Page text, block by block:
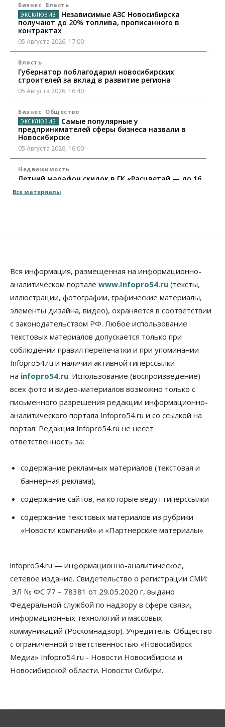
Бизнес Власть
Независимые АЗС Новосибирска
получают до 20% топлива, прописанного в
контрактах
05 Августа 2026, 17:00
Власть
Губернатор поблагодарил новосибирских
строителей за вклад в развитие региона
05 Августа 2026, 16:40
Бизнес Общество
Самые популярные у
предпринимателей сферы бизнеса назвали в
Новосибирске
05 Августа 2026, 16:00
Недвижимость
Летний марафон скидок в ГК «Расцветай — до 16
05 Августа 2026, 15:55
Бизнес
Новосибирские компании произвели косметики
на два миллиарда рублей
05 Августа 2026, 15:00
Финансы
Криптовалюта в России официально стала
имуществом
05 Августа 2026, 14:00
Недвижимость
Открыты продажи квартир нового дома в
квартале «Цветной бульвар» ГК «Расцветай»
05 Августа 2026, 13:23
Власть Общество
Ночные маршруты автобусов предлагают ввести
в Новосибирской области
05 Августа 2026, 13:00
Право&Порядок
Новосибирец пытался провезти из Таиланда
кондитерские изделия с наркотиками
Бизнес Власть
Более 400 новосибирских компаний
вывели зарплату сотрудников «из тени»
Бизнес Власть Недвижимость
Новосибирское правительство требует 226 млн со
строителя экстрим-центра
05 Августа 2026, 11:30
Общество
Премьер-министру Мишустину показали проект
нового аэропорта Горно-Алтайска
05 Августа 2026, 11:00
Общество
Новосибирские аграрии
Все материалы
Вся информация, размещенная на информационно-
аналитическом портале www.Infopro54.ru (тексты,
иллюстрации, фотографии, графические материалы,
элементы дизайна, видео), охраняется в соответствии
с законодательством РФ. Любое использование
текстовых материалов допускается только при
соблюдении правил перепечатки и при упоминании
Infopro54.ru и наличии активной гиперссылки
на infopro54.ru. Использование (воспроизведение)
всех фото и видео-материалов возможно только с
письменного разрешения редакции информационно-
аналитического портала Infopro54.ru и со ссылкой на
портал. Редакция Infopro54.ru не несет
ответственность за:
содержание рекламных материалов (текстовая и
баннерная реклама),
содержание сайтов, на которые ведут гиперссылки
содержание текстовых материалов из рубрики
«Новости компаний» и «Партнерские материалы»
infopro54.ru — информационно-аналитическое,
сетевое издание. Свидетельство о регистрации СМИ:
ЭЛ № ФС 77 – 78381 от 29.05.2020 г, выдано
Федеральной службой по надзору в сфере связи,
информационных технологий и массовых
коммуникаций (Роскомнадзор). Учредитель: Общество
с ограниченной ответственностью «Новосибирск
Медиа» Infopro54.ru - Новости Новосибирска и
Новосибирской области. Новости Сибири.